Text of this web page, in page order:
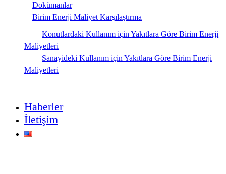
Dokümanlar
Birim Enerji Maliyet Karşılaştırma
Konutlardaki Kullanım için Yakıtlara Göre Birim Enerji
Maliyetleri
Sanayideki Kullanım için Yakıtlara Göre Birim Enerji
Maliyetleri
Haberler
İletişim